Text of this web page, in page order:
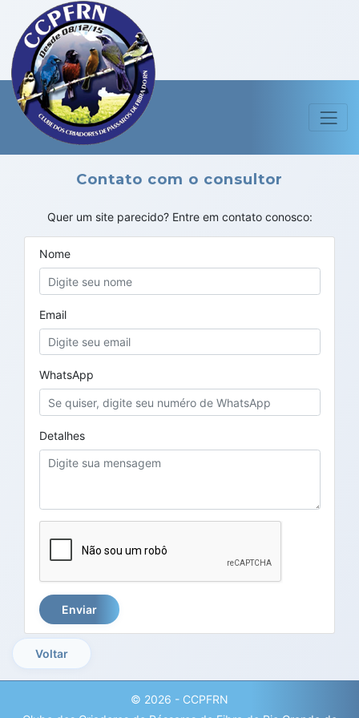
Contato com o consultor
Quer um site parecido? Entre em contato conosco:
Nome
Email
WhatsApp
Detalhes
Enviar
Voltar
© 2026 - CCPFRN